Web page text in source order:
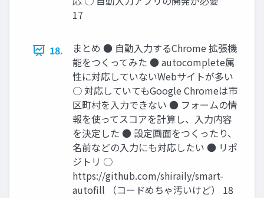
17
18.
まとめ ● 自動入力するChrome 拡張機
能をつくってみた ● autocomplete属
性に対応していないWebサイトが多い
○ 対応していてもGoogle Chromeは市
区町村を入力できない ● フォームの情
報を使ってスコアを計算し、入力内容
を決定した ● 設定画面をつくったり、
名前などの入力にも対応したい ● リポ
ジトリ ○
https://github.com/shiraily/smart-
autofill （コードめちゃ汚いけど） 18